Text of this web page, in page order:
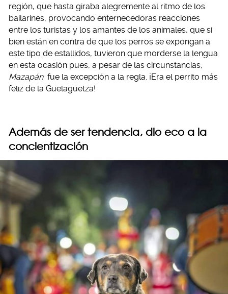
región, que hasta giraba alegremente al ritmo de los
bailarines, provocando enternecedoras reacciones
entre los turistas y los amantes de los animales, que si
bien están en contra de que los perros se expongan a
este tipo de estallidos, tuvieron que morderse la lengua
en esta ocasión pues, a pesar de las circunstancias,
Mazapán fue la excepción a la regla. ¡Era el perrito más
feliz de la Guelaguetza!
Además de ser tendencia, dio eco a la
concientización